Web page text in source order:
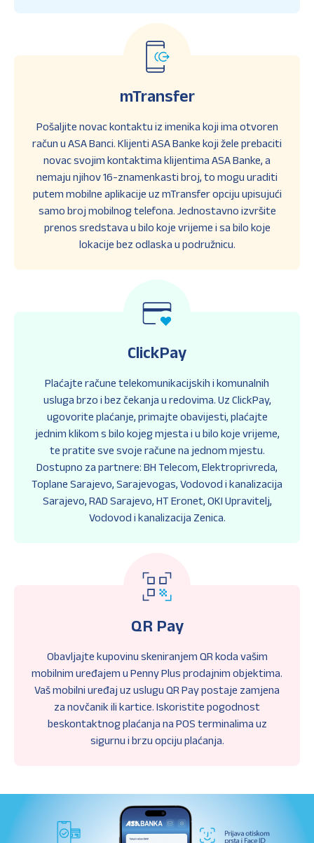
mTransfer
Pošaljite novac kontaktu iz imenika koji ima otvoren
račun u ASA Banci. Klijenti ASA Banke koji žele prebaciti
novac svojim kontaktima klijentima ASA Banke, a
nemaju njihov 16-znamenkasti broj, to mogu uraditi
putem mobilne aplikacije uz mTransfer opciju upisujući
samo broj mobilnog telefona. Jednostavno izvršite
prenos sredstava u bilo koje vrijeme i sa bilo koje
lokacije bez odlaska u podružnicu.
ClickPay
Plaćajte račune telekomunikacijskih i komunalnih
usluga brzo i bez čekanja u redovima. Uz ClickPay,
ugovorite plaćanje, primajte obavijesti, plaćajte
jednim klikom s bilo kojeg mjesta i u bilo koje vrijeme,
te pratite sve svoje račune na jednom mjestu.
Dostupno za partnere: BH Telecom, Elektroprivreda,
Toplane Sarajevo, Sarajevogas, Vodovod i kanalizacija
Sarajevo, RAD Sarajevo, HT Eronet, OKI Upravitelj,
Vodovod i kanalizacija Zenica.
QR Pay
Obavljajte kupovinu skeniranjem QR koda vašim
mobilnim uređajem u Penny Plus prodajnim objektima.
Vaš mobilni uređaj uz uslugu QR Pay postaje zamjena
za novčanik ili kartice. Iskoristite pogodnost
beskontaktnog plaćanja na POS terminalima uz
sigurnu i brzu opciju plaćanja.